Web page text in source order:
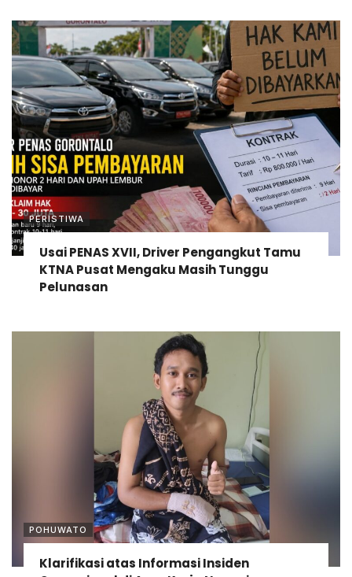
PERISTIWA
Usai PENAS XVII, Driver Pengangkut Tamu
KTNA Pusat Mengaku Masih Tunggu
Pelunasan
POHUWATO
Klarifikasi atas Informasi Insiden